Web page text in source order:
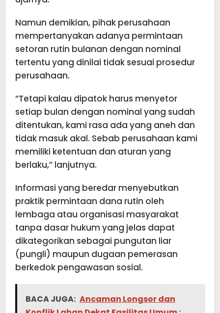
Namun demikian, pihak perusahaan
mempertanyakan adanya permintaan
setoran rutin bulanan dengan nominal
tertentu yang dinilai tidak sesuai prosedur
perusahaan.
“Tetapi kalau dipatok harus menyetor
setiap bulan dengan nominal yang sudah
ditentukan, kami rasa ada yang aneh dan
tidak masuk akal. Sebab perusahaan kami
memiliki ketentuan dan aturan yang
berlaku,” lanjutnya.
Informasi yang beredar menyebutkan
praktik permintaan dana rutin oleh
lembaga atau organisasi masyarakat
tanpa dasar hukum yang jelas dapat
dikategorikan sebagai pungutan liar
(pungli) maupun dugaan pemerasan
berkedok pengawasan sosial.
BACA JUGA: Ancaman Longsor dan